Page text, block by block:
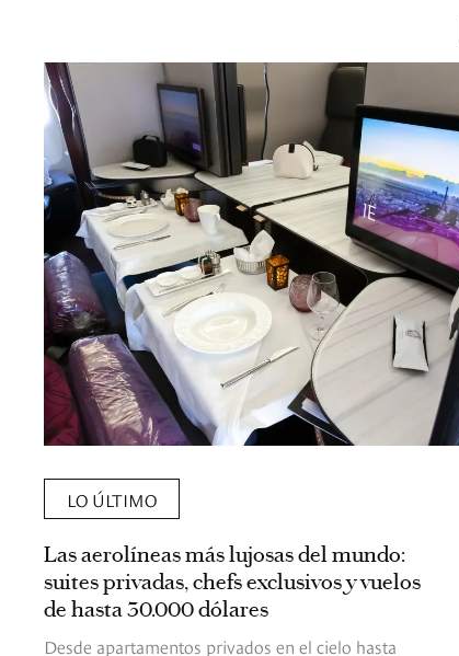
LO ÚLTIMO
Las aerolíneas más lujosas del mundo:
suites privadas, chefs exclusivos y vuelos
de hasta 30.000 dólares
Desde apartamentos privados en el cielo hasta